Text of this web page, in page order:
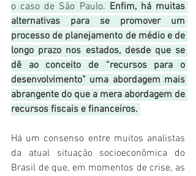
o caso de São Paulo. Enfim, há muitas
alternativas para se promover um
processo de planejamento de médio e de
longo prazo nos estados, desde que se
dê ao conceito de “recursos para o
desenvolvimento” uma abordagem mais
abrangente do que a mera abordagem de
recursos fiscais e financeiros.
Há um consenso entre muitos analistas
da atual situação socioeconômica do
Brasil de que, em momentos de crise, as